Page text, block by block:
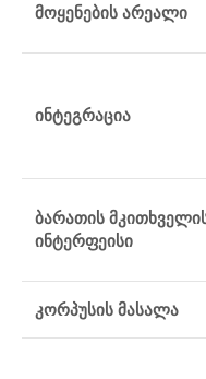
მოყენების არეალი
ინტეგრაცია
ბარათის
ინტერფეისი
კორპუსის მასალა